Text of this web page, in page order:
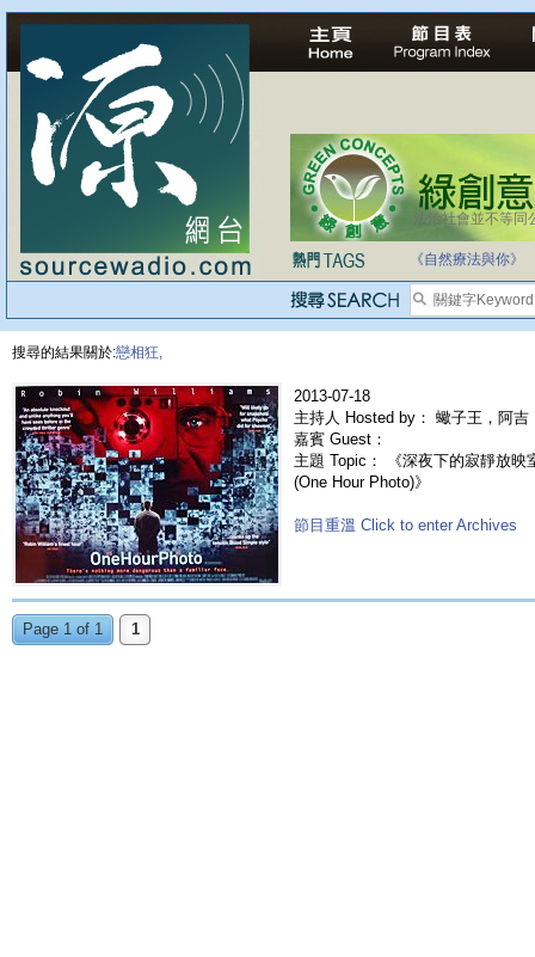
法治社會並不等同
《自然療法與你》
搜尋的結果關於:戀相狂,
2013-07-18
主持人 Hosted by： 蠍子王，阿吉
嘉賓 Guest：
主題 Topic： 《深夜下的寂靜放
(One Hour Photo)》
節目重溫 Click to enter Archives
Page 1 of 1 1